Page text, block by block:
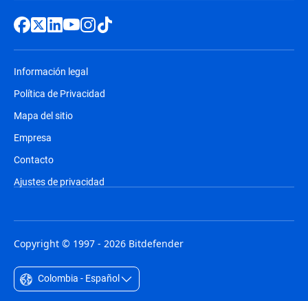
Información legal
Política de Privacidad
Mapa del sitio
Empresa
Contacto
Ajustes de privacidad
Copyright © 1997 - 2026 Bitdefender
Colombia - Español